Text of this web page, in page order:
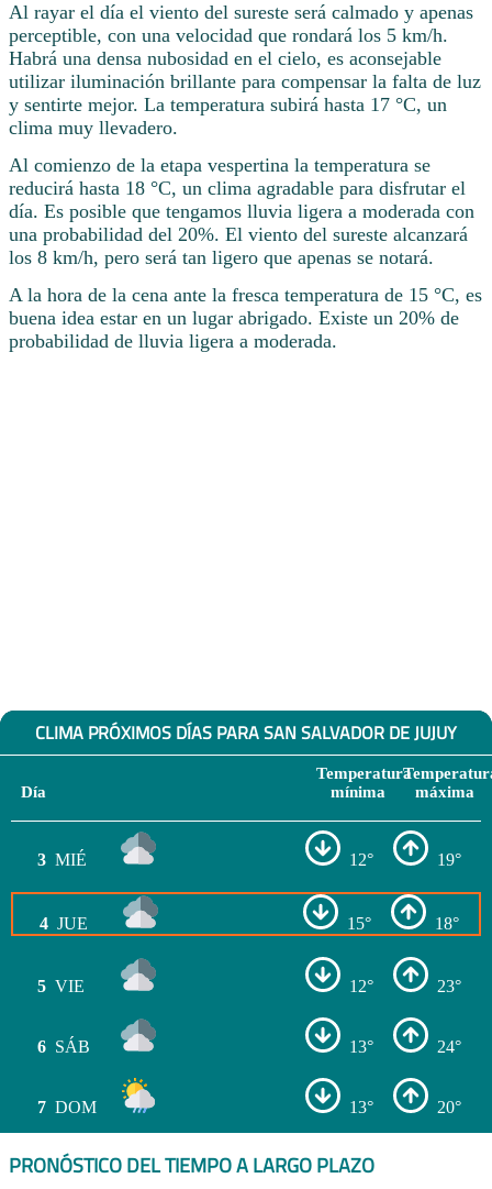
Al rayar el día el viento del sureste será calmado y apenas
perceptible, con una velocidad que rondará los 5 km/h.
Habrá una densa nubosidad en el cielo, es aconsejable
utilizar iluminación brillante para compensar la falta de luz
y sentirte mejor. La temperatura subirá hasta 17 °C, un
clima muy llevadero.
Al comienzo de la etapa vespertina la temperatura se
reducirá hasta 18 °C, un clima agradable para disfrutar el
día. Es posible que tengamos lluvia ligera a moderada con
una probabilidad del 20%. El viento del sureste alcanzará
los 8 km/h, pero será tan ligero que apenas se notará.
A la hora de la cena ante la fresca temperatura de 15 °C, es
buena idea estar en un lugar abrigado. Existe un 20% de
probabilidad de lluvia ligera a moderada.
CLIMA PRÓXIMOS DÍAS PARA SAN SALVADOR DE JUJUY
Día
Temperatura
mínima
máxima
3 MIÉ 12° 19°
4 JUE 15° 18°
5 VIE 12° 23°
6 SÁB 13° 24°
7 DOM 13° 20°
PRONÓSTICO DEL TIEMPO A LARGO PLAZO